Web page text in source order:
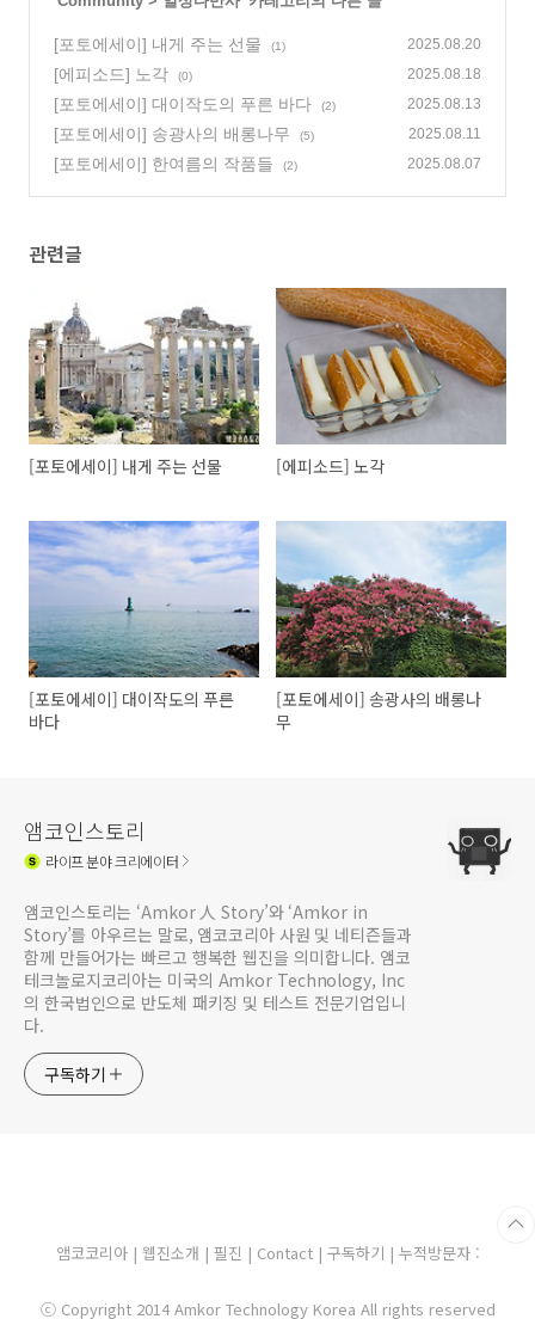
[포토에세이] 내게 주는 선물 (1) 2025.08.20
[에피소드] 노각 (0) 2025.08.18
[포토에세이] 대이작도의 푸른 바다 (2) 2025.08.13
[포토에세이] 송광사의 배롱나무 (5) 2025.08.11
[포토에세이] 한여름의 작품들 (2) 2025.08.07
관련글
[포토에세이] 내게 주는 선물 [에피소드] 노각
[포토에세이] 대이작도의 푸른
바다
[포토에세이] 송광사의 배롱나
무
앰코인스토리
라이프분야 크리에이터
앰코인스토리는 ‘Amkor 人 Story’와 ‘Amkor in
Story’를 아우르는 말로, 앰코코리아 사원 및 네티즌들과
함께 만들어가는 빠르고 행복한 웹진을 의미합니다. 앰코
테크놀로지코리아는 미국의 Amkor Technology, Inc
의 한국법인으로 반도체 패키징 및 테스트 전문기업입니
다.
구독하기
앰코코리아| 웹진소개 | 필진 | Contact | 구독하기 | 누적방문자 :
ⓒ Copyright 2014 Amkor Technology Korea All rights reserved